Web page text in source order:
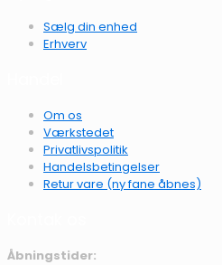
Sælg din enhed
Erhverv
Om os
Værkstedet
Privatlivspolitik
Handelsbetingelser
Retur vare (ny fane åbnes)
Åbningstider: